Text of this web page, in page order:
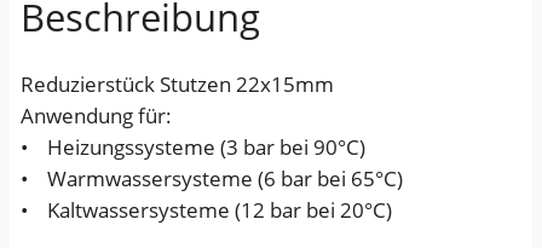
t
t
z
e
n
M
Beschreibung
Reduzierstück Stutzen 22x15mm
Anwendung für:
• Heizungssysteme (3 bar bei 90°C)
• Warmwassersysteme (6 bar bei 65°C)
• Kaltwassersysteme (12 bar bei 20°C)